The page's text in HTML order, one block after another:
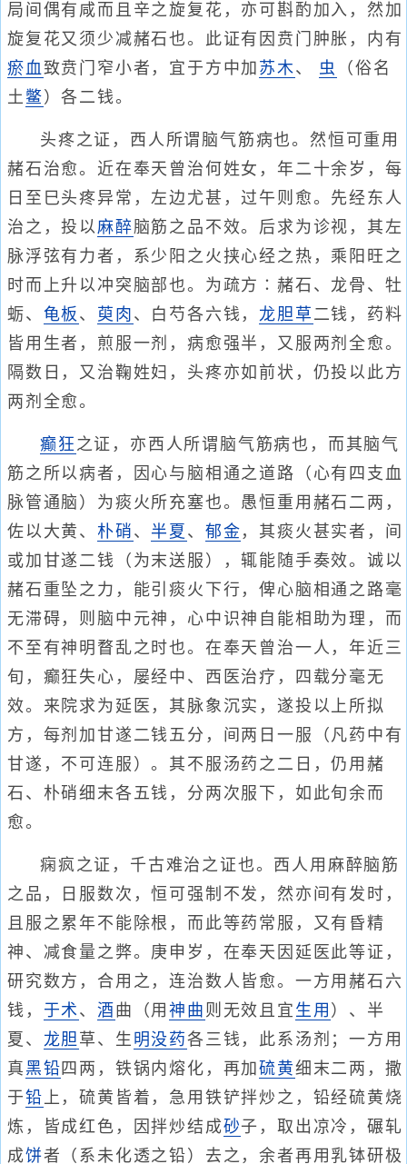
局间偶有咸而且辛之旋复花，亦可斟酌加入，然加
旋复花又须少减赭石也。此证有因贲门肿胀，内有
瘀血致贲门窄小者，宜于方中加 苏木、 虫
（俗名
土 鳖 ）各二钱。
头疼之证，西人所谓脑气筋病也。然恒可重用
赭石治愈。近在奉天曾治何姓女，年二十余岁，每
日至巳头疼异常，左边尤甚，过午则愈。先经东人
治之，投以麻醉脑筋之品不效。后求为诊视，其左
脉浮弦有力者，系少阳之火挟心经之热，乘阳旺之
时而上升以冲突脑部也。为疏方∶赭石、龙骨、牡
蛎、 龟板 、 萸肉 、白芍各六钱， 龙胆草 二钱，药料
皆用生者，煎服一剂，病愈强半，又服两剂全愈。
隔数日，又治鞠姓妇，头疼亦如前状，仍投以此方
两剂全愈。
癫狂 之证，亦西人所谓脑气筋病也，而其脑气
筋之所以病者，因心与脑相通之道路（心有四支血
脉管通脑）为痰火所充塞也。愚恒重用赭石二两，
佐以大黄、 朴硝 、 半夏 、 郁金 ，其痰火甚实者，间
或加甘遂二钱（为末送服），辄能随手奏效。诚以
赭石重坠之力，能引痰火下行，俾心脑相通之路毫
无滞碍，则脑中元神，心中识神自能相助为理，而
不至有神明瞀乱之时也。在奉天曾治一人，年近三
旬，癫狂失心，屡经中、西医治疗，四载分毫无
效。来院求为延医，其脉象沉实，遂投以上所拟
方，每剂加甘遂二钱五分，间两日一服（凡药中有
甘遂，不可连服）。其不服汤药之二日，仍用赭
石、朴硝细末各五钱，分两次服下，如此旬余而
愈。
痫疯之证，千古难治之证也。西人用麻醉脑筋
之品，日服数次，恒可强制不发，然亦间有发时，
且服之累年不能除根，而此等药常服，又有昏精
神、减食量之弊。庚申岁，在奉天因延医此等证，
研究数方，合用之，连治数人皆愈。一方用赭石六
钱， 于术 、酒 曲（用神曲 则无效且宜 生用 ）、半
夏、 龙胆 草、生 明没药各三钱，此系汤剂；一方用
真 黑铅 四两，铁锅内熔化，再加硫黄细末二两，撒
于铅上，硫黄皆着，急用铁铲拌炒之，铅经硫黄烧
炼，皆成红色，因拌炒结成砂子，取出凉冷，碾轧
成饼者（系未化透之铅）去之，余者再用乳钵研极